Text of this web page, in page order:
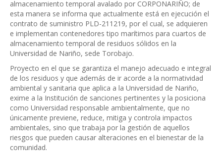
almacenamiento temporal avalado por CORPONARIÑO; de
esta manera se informa que actualmente está en ejecución el
contrato de suministro PLD-211219, por el cual, se adquieren
e implementan contenedores tipo marítimos para cuartos de
almacenamiento temporal de residuos sólidos en la
Universidad de Nariño, sede Torobajo.
Proyecto en el que se garantiza el manejo adecuado e integral
de los residuos y que además de ir acorde a la normatividad
ambiental y sanitaria que aplica a la Universidad de Nariño,
exime a la Institución de sanciones pertinentes y la posiciona
como Universidad responsable ambientalmente, que no
únicamente previene, reduce, mitiga y controla impactos
ambientales, sino que trabaja por la gestión de aquellos
riesgos que pueden causar alteraciones en el bienestar de la
comunidad.